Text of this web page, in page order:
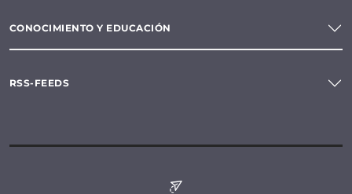
CONOCIMIENTO Y EDUCACIÓN
RSS-FEEDS